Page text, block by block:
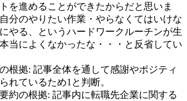
を進めることができたからだと思いま
分のやりたい作業・やらなくてはいけな
やる、というハードワークルーチンが生
当によくなかったな・・・と反省してい
根拠: 記事全体を通して感謝やポジティ
れているため1と判断。
約の根拠: 記事内に転職先企業に関する